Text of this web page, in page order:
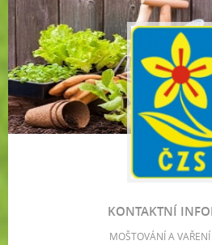
KONTAKTNÍ
MOŠTOVÁNÍ A